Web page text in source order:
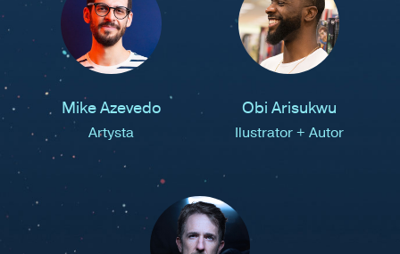
Mike Azevedo
Artysta
Obi Arisukwu
Ilustrator + Autor